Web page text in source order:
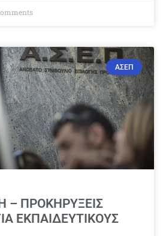
ΑΣΕΠ
– ΠΡΟΚΗΡΥΞΕΙΣ
ΕΚΠΑΙΔΕΥΤΙΚΟΥΣ